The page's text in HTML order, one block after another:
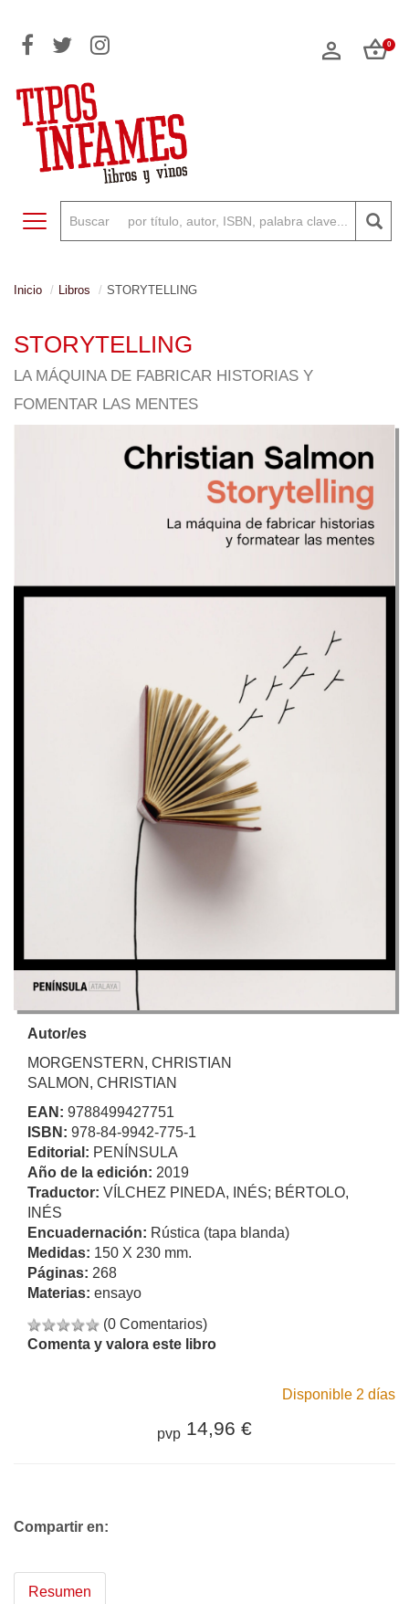
0
Toggle navigation
Inicio Libros STORYTELLING
STORYTELLING
LA MÁQUINA DE FABRICAR HISTORIAS Y
FOMENTAR LAS MENTES
Autor/es
MORGENSTERN, CHRISTIAN
SALMON, CHRISTIAN
EAN: 9788499427751
ISBN: 978-84-9942-775-1
Editorial: PENÍNSULA
Año de la edición: 2019
Traductor: VÍLCHEZ PINEDA, INÉS; BÉRTOLO,
INÉS
Encuadernación: Rústica (tapa blanda)
Medidas: 150 X 230 mm.
Páginas: 268
Materias: ensayo
(0 Comentarios)
Comenta y valora este libro
Disponible 2 días
pvp 14,96 €
Compartir en:
Resumen